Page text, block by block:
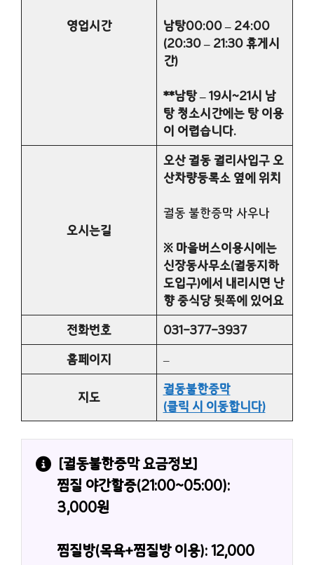
영업시간
남탕00:00 – 24:00
(20:30 – 21:30 휴게시
간)
**남탕 – 19시~21시 남
탕 청소시간에는 탕 이용
이 어렵습니다.
오시는길
오산 궐동 궐리사입구 오
산차량등록소 옆에 위치
궐동 불한증막 사우나
※ 마을버스이용시에는
신장동사무소(궐동지하
도입구)에서 내리시면 난
향 중식당 뒷쪽에 있어요
전화번호
031-377-3937
홈페이지
–
지도
궐동불한증막
(클릭 시 이동합니다)
[궐동불한증막 요금정보]
찜질 야간할증(21:00~05:00):
3,000원
찜질방(목욕+찜질방 이용): 12,000